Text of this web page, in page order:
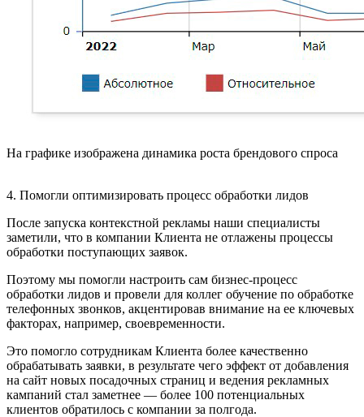
На графике изображена динамика роста брендового спроса
4. Помогли оптимизировать процесс обработки лидов
После запуска контекстной рекламы наши специалисты
заметили, что в компании Клиента не отлажены процессы
обработки поступающих заявок.
Поэтому мы помогли настроить сам бизнес-процесс
обработки лидов и провели для коллег обучение по обработке
телефонных звонков, акцентировав внимание на ее ключевых
факторах, например, своевременности.
Это помогло сотрудникам Клиента более качественно
обрабатывать заявки, в результате чего эффект от добавления
на сайт новых посадочных страниц и ведения рекламных
кампаний стал заметнее — более 100 потенциальных
клиентов обратилось с компании за полгода.